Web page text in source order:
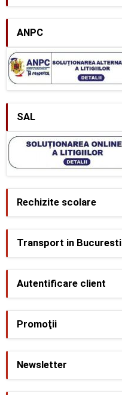
ANPC
SAL
Rechizite scolare
Transport in Bucuresti
Autentificare client
Promoţii
Newsletter